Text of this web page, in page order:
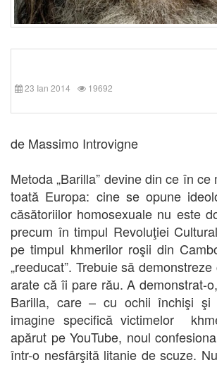
23 Ian 2014 19692
de Massimo Introvigne
Metoda „Barilla” devine din ce în
toată Europa: cine se opune
căsătoriilor homosexuale nu este
precum în timpul Revoluţiei
pe timpul khmerilor roşii din
„reeducat”. Trebuie să
arate că îi pare rău. A demonstrat-
Barilla, care – cu ochii închişi şi
imagine specifică victimelor
apărut pe YouTube, noul
într-o nesfârşită litanie de scuze.